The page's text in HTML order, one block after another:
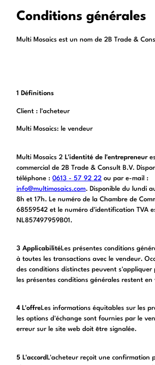
Conditions générales
Multi Mosaics est un nom de 2B Trade &
1 Définitions
Client : l'acheteur
Multi Mosaics: le vendeur
Multi Mosaics 2 L'identité de l'entrepreneur
commercial de 2B Trade & Consult B.V.
téléphone : 0613 - 57 92 22 ou par e-mail :
info@multimosaics.com. Disponible du lundi
8h et 17h. Le numéro de la Chambre de
68559542 et le numéro d'identification TVA
NL857497959B01.
3 ApplicabilitéLes présentes conditions
à toutes les transactions avec le vendeur.
des conditions distinctes peuvent
les présentes conditions générales restent en
4 L'offreLes informations équitables sur les
les options d'échange sont fournies par le
erreur sur le site web doit être signalée.
5 L'accord L'acheteur reçoit une confirmation